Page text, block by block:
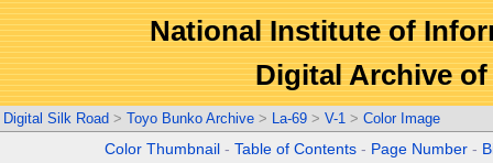
National Institute of
Digital Archive
Digital Silk Road > Toyo Bunko Archive > La-69 > V-1 > Color Image
Color Thumbnail -Table of Contents - Page Number -